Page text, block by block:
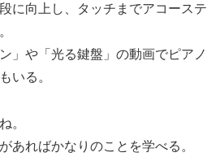
に向上し、タッチまでアコーステ
」や「光る鍵盤」の動画でピアノ
いる。
。
あればかなりのことを学べる。